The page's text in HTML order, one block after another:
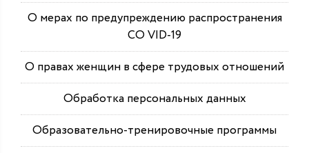
О мерах по предупреждению распространения
СО VID-19
О правах женщин в сфере трудовых отношений
Обработка персональных данных
Образовательно-тренировочные программы